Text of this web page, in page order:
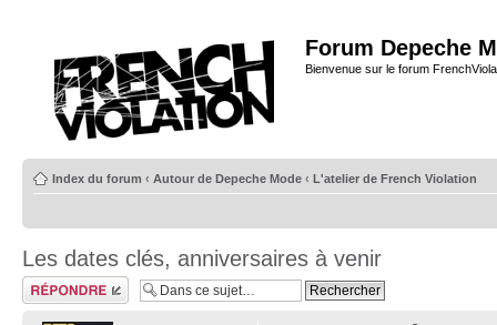
Forum Depeche
Bienvenue sur le forum
Index du forum ‹ Autour de Depeche Mode ‹ L'atelier de French Violation
Les dates clés, anniversaires à venir
Répondre